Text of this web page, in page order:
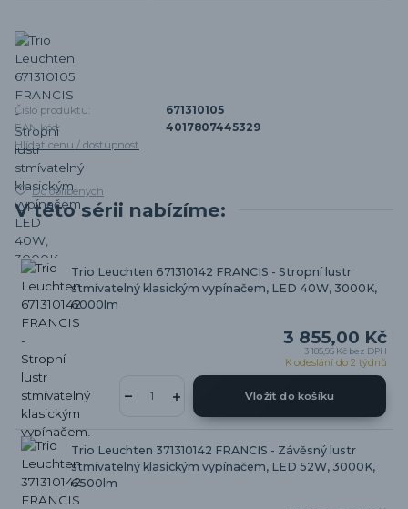
Číslo produktu:
671310105
EAN kód:
4017807445329
Hlídat cenu / dostupnost
Do oblíbených
V této sérii nabízíme:
Trio Leuchten 671310142 FRANCIS - Stropní lustr
stmívatelný klasickým vypínačem, LED 40W, 3000K,
6000lm
3 855,00 Kč
3 185,95 Kč bez DPH
K odeslání do 2 týdnů
Vložit do košíku
Trio Leuchten 371310142 FRANCIS - Závěsný lustr
stmívatelný klasickým vypínačem, LED 52W, 3000K,
6500lm